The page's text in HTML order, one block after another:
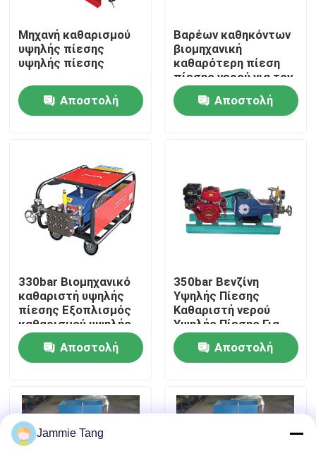
Σπίτι
Προϊόντα
Επισκεψή εργοστασίου
Έλεγχος ποιότητας
Ειδήσεις
Ηλεκτρική υδρο αντλία δοκιμής
Βιομηχανικά υψηλά πλυντήρια
Βιομηχανικοί υψηλοί καθαριστές
Μηχανή καθαρισμού
υψηλής πίεσης
υψηλής πίεσης
Αποστολή
Βαρέων καθηκόντων
βιομηχανική
καθαρότερη πίεση
πίεσης νερού για τον
καθαρισμό σωλήνων
Αποστολή
330bar Βιομηχανικό
καθαριστή υψηλής
πίεσης Εξοπλισμός
καθαρισμού υψηλής
πίεσης
Αποστολή
350bar Βενζίνη
Υψηλής Πίεσης
Καθαριστή νερού
Υψηλής Πίεσης Για
Καθαρισμό Σωλήνων
Αποστολή
Jammie Tang